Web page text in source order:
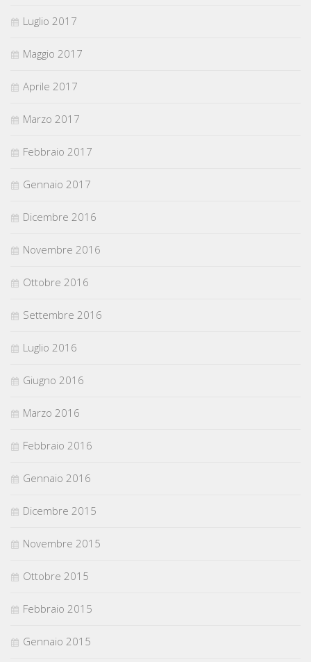
Luglio 2017
Maggio 2017
Aprile 2017
Marzo 2017
Febbraio 2017
Gennaio 2017
Dicembre 2016
Novembre 2016
Ottobre 2016
Settembre 2016
Luglio 2016
Giugno 2016
Marzo 2016
Febbraio 2016
Gennaio 2016
Dicembre 2015
Novembre 2015
Ottobre 2015
Febbraio 2015
Gennaio 2015